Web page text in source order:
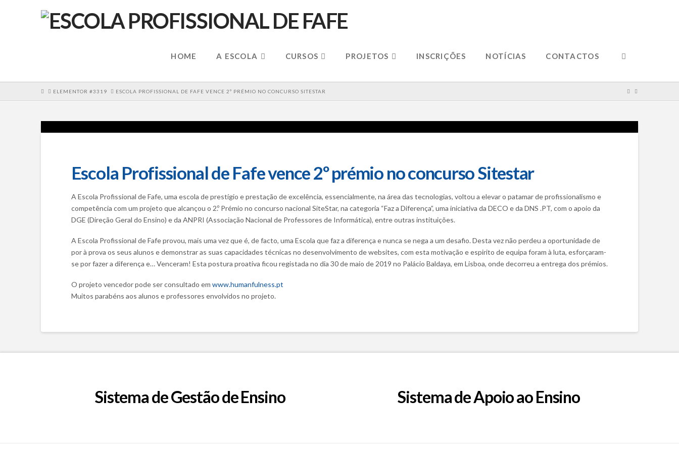
HOME A ESCOLA CURSOS PROJETOS INSCRIÇÕES NOTÍCIAS CONTACTOS
HOMEELEMENTOR #3319 ESCOLA PROFISSIONAL DE FAFE VENCE 2º PRÉMIO NO CONCURSO SITESTAR
Escola Profissional de Fafe vence 2º prémio no concurso Sitestar
A Escola Profissional de Fafe, uma escola de prestígio e prestação de excelência, essencialmente, na área das tecnologias, voltou a elevar o patamar de profissionalismo e
competência com um projeto que alcançou o 2.º Prémio no concurso nacional SiteStar, na categoria “Faz a Diferença”, uma iniciativa da DECO e da DNS .PT, com o apoio da
DGE (Direção Geral do Ensino) e da ANPRI (Associação Nacional de Professores de Informática), entre outras instituições.
A Escola Profissional de Fafe provou, mais uma vez que é, de facto, uma Escola que faz a diferença e nunca se nega a um desafio. Desta vez não perdeu a oportunidade de
por à prova os seus alunos e demonstrar as suas capacidades técnicas no desenvolvimento de websites, com esta motivação e espirito de equipa foram à luta, esforçaram-
se por fazer a diferença e… Venceram! Esta postura proativa ficou registada no dia 30 de maio de 2019 no Palácio Baldaya, em Lisboa, onde decorreu a entrega dos prémios.
O projeto vencedor pode ser consultado em www.humanfulness.pt
Muitos parabéns aos alunos e professores envolvidos no projeto.
Sistema de Gestão de Ensino Sistema de Apoio ao Ensino